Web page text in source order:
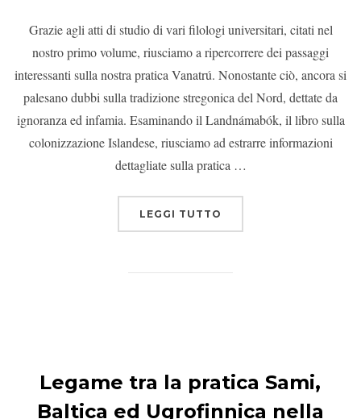
Grazie agli atti di studio di vari filologi universitari, citati nel
nostro primo volume, riusciamo a ripercorrere dei passaggi
interessanti sulla nostra pratica Vanatrú. Nonostante ciò, ancora si
palesano dubbi sulla tradizione stregonica del Nord, dettate da
ignoranza ed infamia. Esaminando il Landnámabók, il libro sulla
colonizzazione Islandese, riusciamo ad estrarre informazioni
dettagliate sulla pratica …
LEGGI TUTTO
Legame tra la pratica Sami,
Baltica ed Ugrofinnica nella